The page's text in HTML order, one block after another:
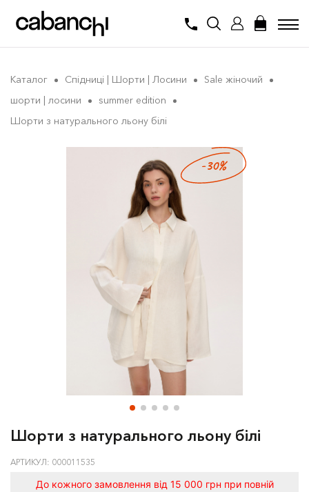
Каталог Спідниці | Шорти | Лосини
Sale жіночий
шорти | лосини
summer edition
Шорти з натурального льону білі
-30%
Шорти з натурального льону білі
АРТИКУЛ: 000011535
До кожного замовлення від 15 000 грн при повній